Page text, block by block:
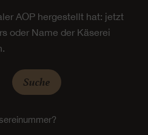
AOP hergestellt hat: jetzt
oder Name der Käserei
Suche